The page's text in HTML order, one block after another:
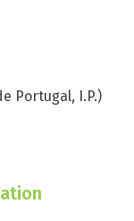
Portugal, I.P.)